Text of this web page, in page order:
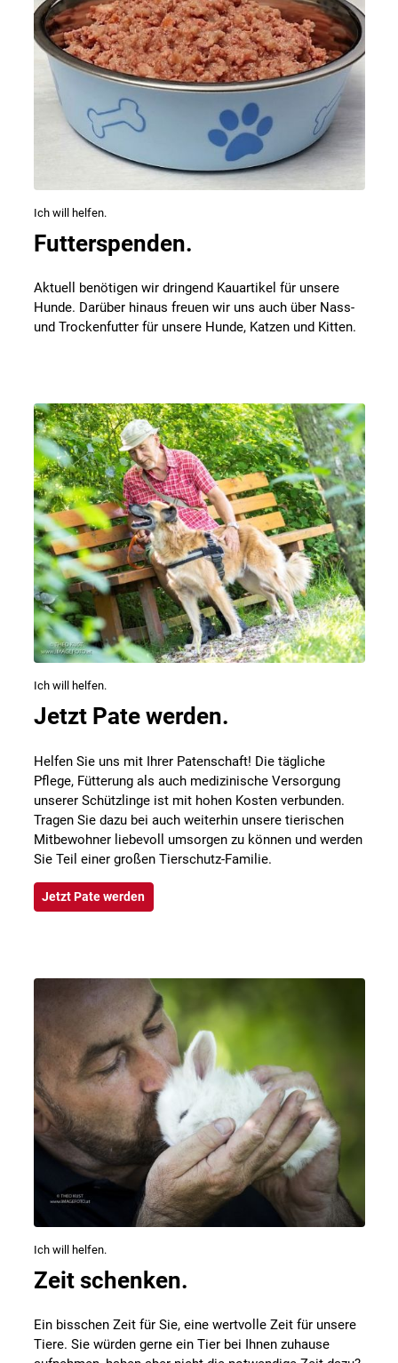
Ich will helfen.
Futterspenden.
Aktuell benötigen wir dringend Kauartikel für unsere
Hunde. Darüber hinaus freuen wir uns auch über Nass-
und Trockenfutter für unsere Hunde, Katzen und Kitten.
Ich will helfen.
Jetzt Pate werden.
Helfen Sie uns mit Ihrer Patenschaft! Die tägliche
Pflege, Fütterung als auch medizinische Versorgung
unserer Schützlinge ist mit hohen Kosten verbunden.
Tragen Sie dazu bei auch weiterhin unsere tierischen
Mitbewohner liebevoll umsorgen zu können und werden
Sie Teil einer großen Tierschutz-Familie.
Jetzt Pate werden
Ich will helfen.
Zeit schenken.
Ein bisschen Zeit für Sie, eine wertvolle Zeit für unsere
Tiere. Sie würden gerne ein Tier bei Ihnen zuhause